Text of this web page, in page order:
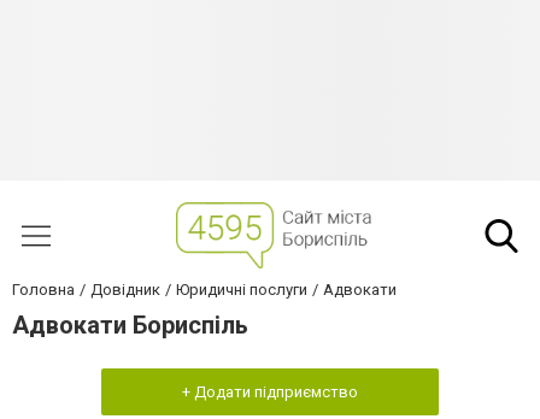
Головна Довідник Юридичні послуги Адвокати
Адвокати Бориспіль
+ Додати підприємство